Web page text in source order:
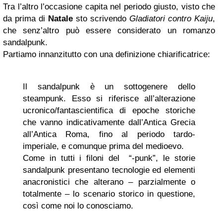
Tra l’altro l’occasione capita nel periodo giusto, visto che
da prima di Natale sto scrivendo Gladiatori contro Kaiju,
che senz’altro può essere considerato un romanzo
sandalpunk.
Partiamo innanzitutto con una definizione chiarificatrice:
Il sandalpunk è un sottogenere dello
steampunk. Esso si riferisce all’alterazione
ucronico/fantascientifica di epoche storiche
che vanno indicativamente dall’Antica Grecia
all’Antica Roma, fino al periodo tardo-
imperiale, e comunque prima del medioevo.
Come in tutti i filoni del “-punk”, le storie
sandalpunk presentano tecnologie ed elementi
anacronistici che alterano – parzialmente o
totalmente – lo scenario storico in questione,
così come noi lo conosciamo.